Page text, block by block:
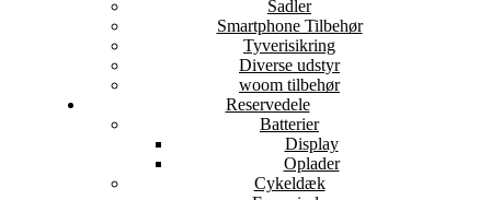
Sadler
Smartphone Tilbehør
Tyverisikring
Diverse udstyr
woom tilbehør
Reservedele
Batterier
Display
Oplader
Cykeldæk